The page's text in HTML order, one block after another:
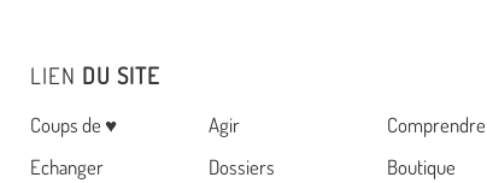
LIEN DU SITE
Menu
Coups de ♥ Agir
Comprendre
Echanger
Dossiers Boutique